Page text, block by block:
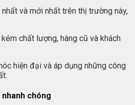
và mới nhất trên thị trường này,
chất lượng, hàng cũ và khách
hiện đại và áp dụng những công
chóng